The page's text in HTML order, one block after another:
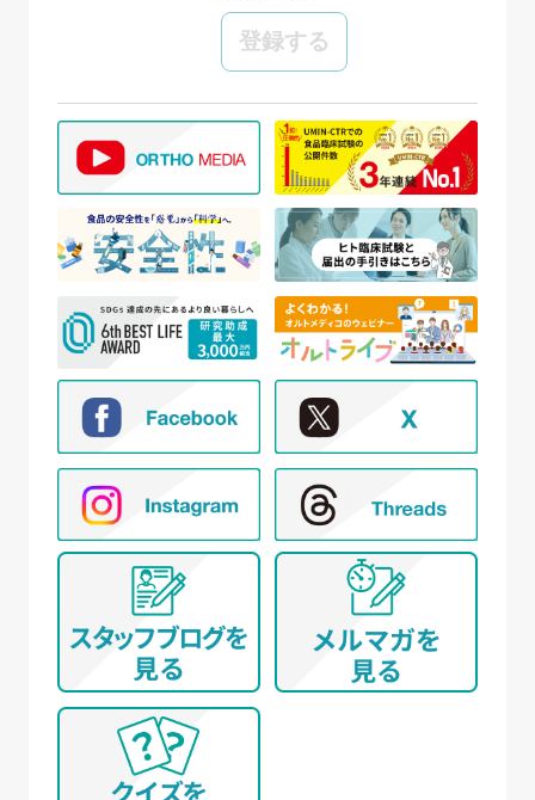
当社では、個人情報の保護管理者として個人情報保
護管理者を任命し、個人情報保護法、その他関連す
【個人情報の取得と利用目的】
当社は、以下の場合に個人情報を取得、および利用
いたします。
(ア) モニター試験に参加頂く方の個人情報について
① WEBサイトの運営管理 (メールマガジン配
信、対象者の抽出を含む)
② 新規モニター試験の参加者募集および管理
③ モニター試験参加者への条件確認、連絡
④ モニター試験参加者への謝礼の支払い
⑤ モニター様からのお問い合わせ・ご要望への
対応
⑥ アンケートによる調査
⑦ 統計的な集計・分析、新規サービスの検討や
提案（データを公表する際は個人が特定でき
ないように配慮いたします）
(イ) 弊社とお取引き又は提携する企業、施設、団体
等 に所属する方から、WEBサイト、名刺交換
(WEB上を含む)、開催イベント、その他当社所定
の手続きを通じて取得する個人情報について
① WEBサイトの運営管理 (メールマガジン配
信、対象者の抽出を含む)
② 各種お問合せ・ご要望への対応